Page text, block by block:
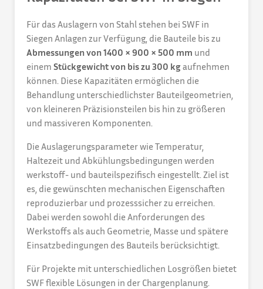
Für das Auslagern von Stahl stehen bei SWF in
Siegen Anlagen zur Verfügung, die Bauteile bis zu
Abmessungen von 1400 × 900 × 500 mm und
einem Stückgewicht von bis zu 300 kgaufnehmen
können. Diese Kapazitäten ermöglichen die
Behandlung unterschiedlichster Bauteilgeometrien,
von kleineren Präzisionsteilen bis hin zu größeren
und massiveren Komponenten.
Die Auslagerungsparameter wie Temperatur,
Haltezeit und Abkühlungsbedingungen werden
werkstoff- und bauteilspezifisch eingestellt. Ziel ist
es, die gewünschten mechanischen Eigenschaften
reproduzierbar und prozesssicher zu erreichen.
Dabei werden sowohl die Anforderungen des
Werkstoffs als auch Geometrie, Masse und spätere
Einsatzbedingungen des Bauteils berücksichtigt.
Für Projekte mit unterschiedlichen Losgrößen bietet
SWF flexible Lösungen in der Chargenplanung.